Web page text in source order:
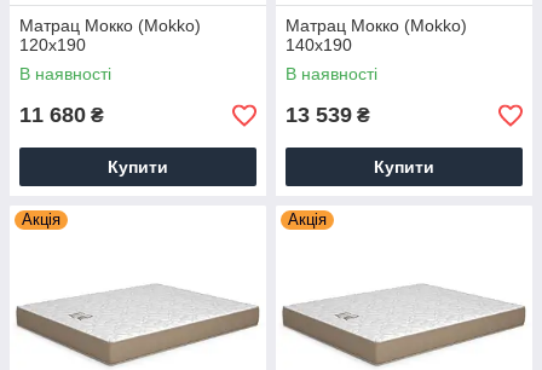
Матрац Мокко (Mokko)
120х190
В наявності
11 680 ₴
Купити
Матрац Мокко (Mokko)
140х190
В наявності
13 539 ₴
Купити
Акція Акція